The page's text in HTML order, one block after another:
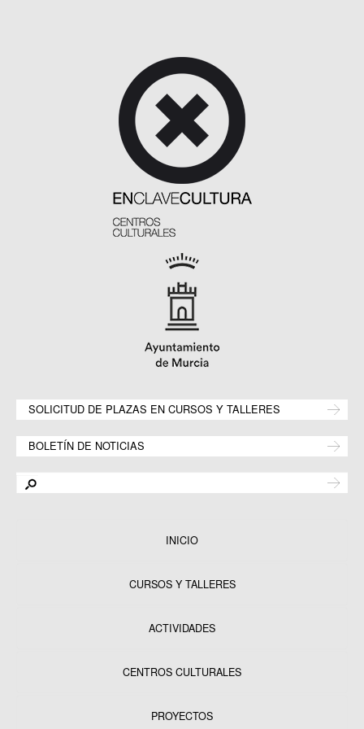
SOLICITUD DE PLAZAS EN CURSOS Y TALLERES
BOLETÍN DE NOTICIAS
INICIO
CURSOS Y TALLERES
ACTIVIDADES
CENTROS CULTURALES
PROYECTOS